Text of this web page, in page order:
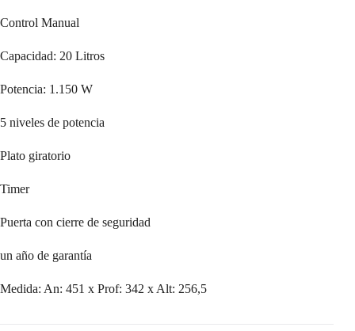
Control Manual
Capacidad: 20 Litros
Potencia: 1.150 W
5 niveles de potencia
Plato giratorio
Timer
Puerta con cierre de seguridad
un año de garantía
Medida: An: 451 x Prof: 342 x Alt: 256,5